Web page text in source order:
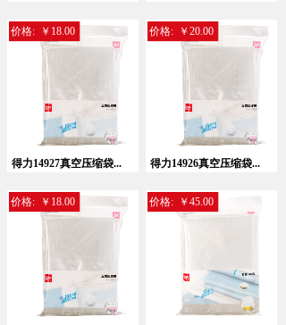
得力14927真空压缩袋...
价格: ￥18.00
得力14926真空压缩袋...
价格: ￥20.00
价格: ￥18.00 价格: ￥45.00